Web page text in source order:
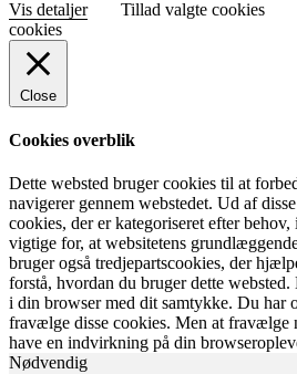
Vis detaljer
Tillad valgte cookies
cookies
Close
Cookies overblik
Dette websted bruger cookies til at
navigerer gennem webstedet. Ud af
cookies, der er kategoriseret efter
vigtige for, at websitetens
bruger også tredjepartscookies, der
forstå, hvordan du bruger dette websted.
i din browser med dit samtykke. Du har
fravælge disse cookies. Men at fravælge
have en indvirkning på din
Nødvendig